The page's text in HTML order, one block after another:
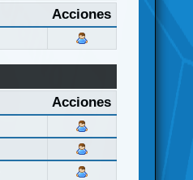
Acciones
Acciones